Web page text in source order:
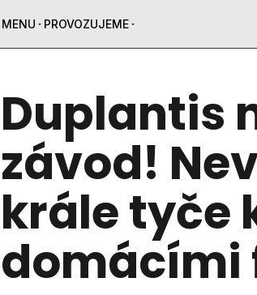
MENU PROVOZUJEME
Duplantis
závod!
krále tyče
domácími